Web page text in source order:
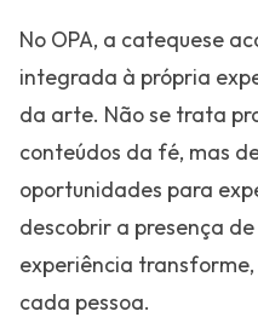
No OPA, a catequese
integrada à própria
da arte. Não se trata
conteúdos da fé, mas
oportunidades para
descobrir a presença
experiência
cada pessoa.